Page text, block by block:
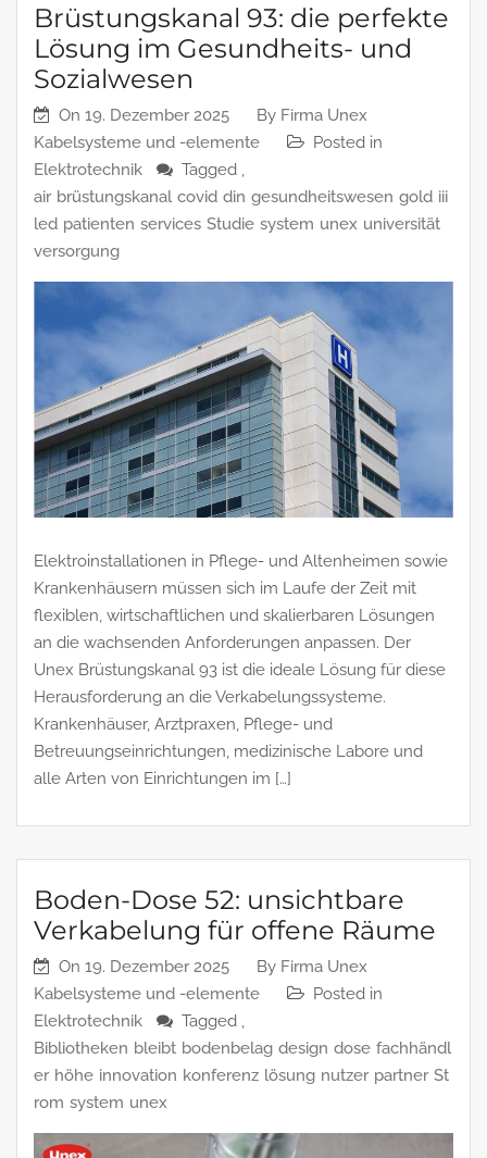
Brüstungskanal 93: die perfekte
Lösung im Gesundheits- und
Sozialwesen
On 19. Dezember 2025 By Firma Unex
Kabelsysteme und -elemente
Posted in
Elektrotechnik
Tagged ,
air brüstungskanal covid din gesundheitswesen gold iii
led patienten services Studie system unex universität
versorgung
Elektroinstallationen in Pflege- und Altenheimen sowie
Krankenhäusern müssen sich im Laufe der Zeit mit
flexiblen, wirtschaftlichen und skalierbaren Lösungen
an die wachsenden Anforderungen anpassen. Der
Unex Brüstungskanal 93 ist die ideale Lösung für diese
Herausforderung an die Verkabelungssysteme.
Krankenhäuser, Arztpraxen, Pflege- und
Betreuungseinrichtungen, medizinische Labore und
alle Arten von Einrichtungen im […]
Boden-Dose 52: unsichtbare
Verkabelung für offene Räume
On 19. Dezember 2025 By Firma Unex
Kabelsysteme und -elemente
Posted in
Elektrotechnik
Tagged ,
Bibliotheken bleibt bodenbelag design dose fachhändl
er höhe innovation konferenz lösung nutzer partner St
rom system unex